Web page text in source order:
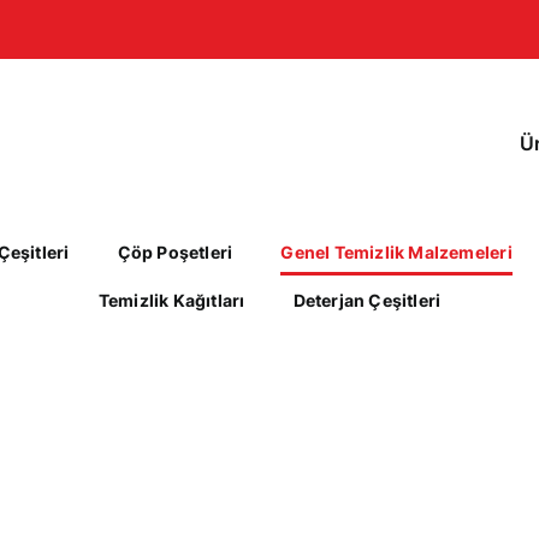
Çöp Poşetleri Genel Temizlik Malzemeleri
Temizlik Kağıtları Deterjan Çeşitleri